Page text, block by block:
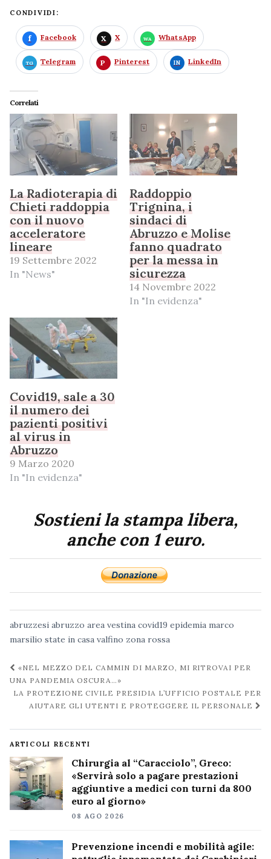
CONDIVIDI:
Facebook X WhatsApp
Telegram Pinterest LinkedIn
Correlati
La Radioterapia di
Chieti raddoppia
con il nuovo
acceleratore
lineare
19 Settembre 2022
In "News"
Raddoppio
Trignina, i
sindaci di
Abruzzo e Molise
fanno quadrato
per la messa in
sicurezza
14 Novembre 2022
In "In evidenza"
Covid19, sale a 30
il numero dei
pazienti positivi
al virus in
Abruzzo
9 Marzo 2020
In "In evidenza"
Sostieni la stampa libera,
anche con 1 euro.
abruzzesi abruzzo area vestina covid19 epidemia marco
marsilio state in casa valfino zona rossa
Navigazione
post
«NEL MEZZO DEL CAMMIN DI MARZO, MI RITROVAI PER
UNA PANDEMIA OSCURA…»
LA PROTEZIONE CIVILE PRESIDIA L’UFFICIO POSTALE PER
AIUTARE GLI UTENTI E PROTEGGERE IL PERSONALE
ARTICOLI RECENTI
Chirurgia al “Caracciolo”, Greco:
«Servirà solo a pagare prestazioni
aggiuntive a medici con turni da 800
euro al giorno»
08 AGO 2026
Prevenzione incendi e mobilità agile: